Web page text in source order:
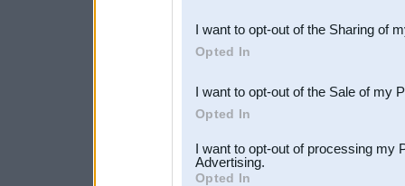
Downstream Participants
third parties.
I want to opt-out of the Sharing of
Opted In
I want to opt-out of the Sale of my
Opted In
I want to opt-out of processing my
Advertising.
Opted In